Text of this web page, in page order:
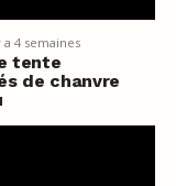
a 4 semaines
tente
de chanvre